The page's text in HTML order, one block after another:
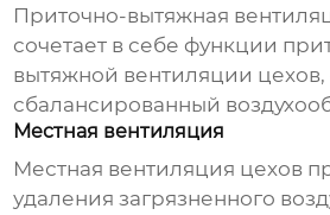
Приточно-вытяжная
сочетает в себе функции
вытяжной вентиляции цехов
сбалансированный
Местная вентиляция
Местная вентиляция цехов
удаления загрязненного